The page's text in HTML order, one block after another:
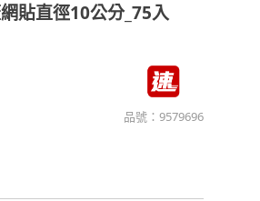
貼直徑10公分_75入
品號： 9579696